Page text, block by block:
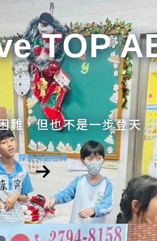
TOP
難，但也不是一步登天
探索英語世界